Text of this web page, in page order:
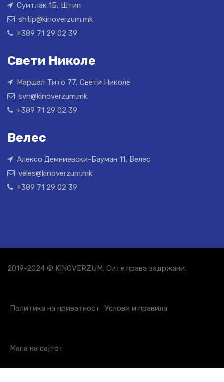
Суитлак 1Б, Штип
shtip@kinoverzum.mk
+389 71 29 02 39
Свети Николе
Маршал Тито 77, Свети Николе
svn@kinoverzum.mk
+389 71 29 02 39
Велес
Алексо Демниевски-Бауман 11, Велес
veles@kinoverzum.mk
+389 71 29 02 39
2019-2024 © KINOVERZUM. Сите права задржани.
Политика на приватност Услови и правила
Мапа на сајтот